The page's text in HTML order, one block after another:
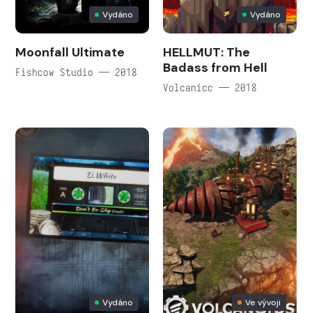
Vydáno
Moonfall Ultimate
Fishcow Studio — 2018
Vydáno
HELLMUT: The
Badass from Hell
Volcanicc — 2018
Vydáno Ve vývoji